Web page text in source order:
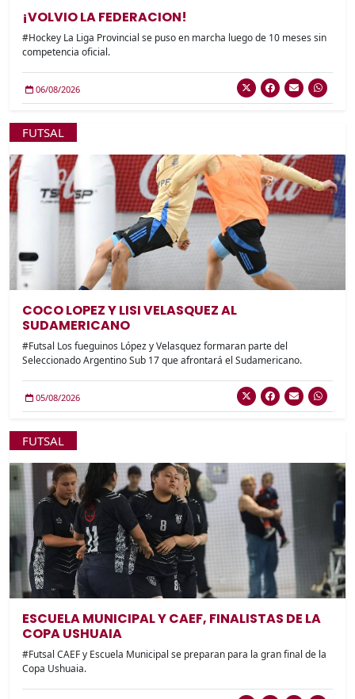
¡VOLVIO LA FEDERACION!
#Hockey La Liga Provincial se puso en marcha luego de 10 meses sin
competencia oficial.
06/08/2026
FUTSAL
COCO LOPEZ Y LISI VELASQUEZ AL
SUDAMERICANO
#Futsal Los fueguinos López y Velasquez formaran parte del
Seleccionado Argentino Sub 17 que afrontará el Sudamericano.
05/08/2026
FUTSAL
ESCUELA MUNICIPAL Y CAEF, FINALISTAS DE LA
COPA USHUAIA
#Futsal CAEF y Escuela Municipal se preparan para la gran final de la
Copa Ushuaia.